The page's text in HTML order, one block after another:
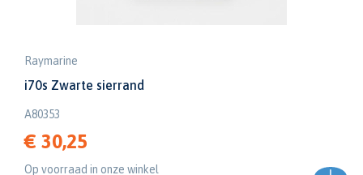
Raymarine
i70s Zwarte sierrand
A80353
€ 30,25
Op voorraad in onze winkel